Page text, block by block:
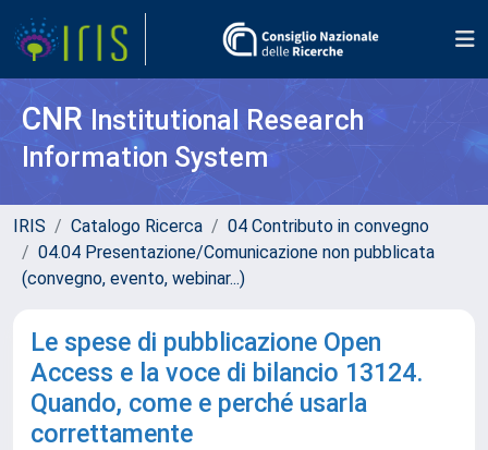
CNR Institutional Research
Information System
IRIS Catalogo Ricerca
04 Contributo in convegno
04.04 Presentazione/Comunicazione non pubblicata
(convegno, evento, webinar...)
Le spese di pubblicazione Open
Access e la voce di bilancio 13124.
Quando, come e perché usarla
correttamente